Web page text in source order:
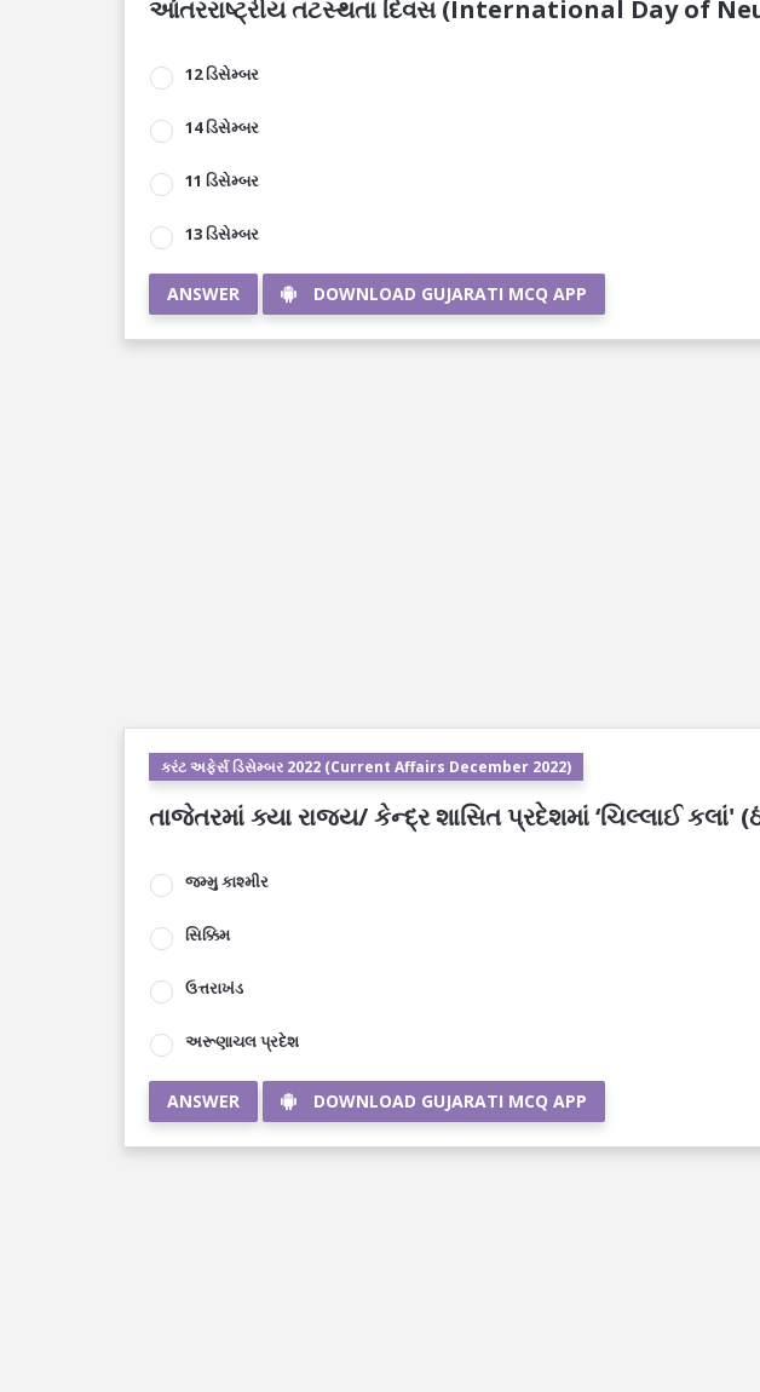
આંતરરાષ્ટ્રીય તટસ્થતા દિવસ (International Day of
12 ડિસેમ્બર
14 ડિસેમ્બર
11 ડિસેમ્બર
13 ડિસેમ્બર
ANSWER DOWNLOAD GUJARATI MCQ APP
કરંટ અફેર્સ ડિસેમ્બર 2022 (Current Affairs December 2022)
તાજેતરમાં ક્યા રાજ્ય/ કેન્દ્ર શાસિત પ્રદેશમાં ‘ચિલ્લાઈ કલાં'
જમ્મુ કાશ્મીર
સિક્કિમ
ઉત્તરાખંડ
અરૂણાચલ પ્રદેશ
ANSWER DOWNLOAD GUJARATI MCQ APP